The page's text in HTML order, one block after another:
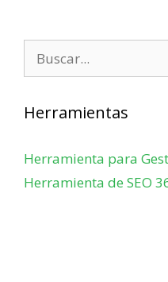
Herramientas
Herramienta para
Herramienta de SEO